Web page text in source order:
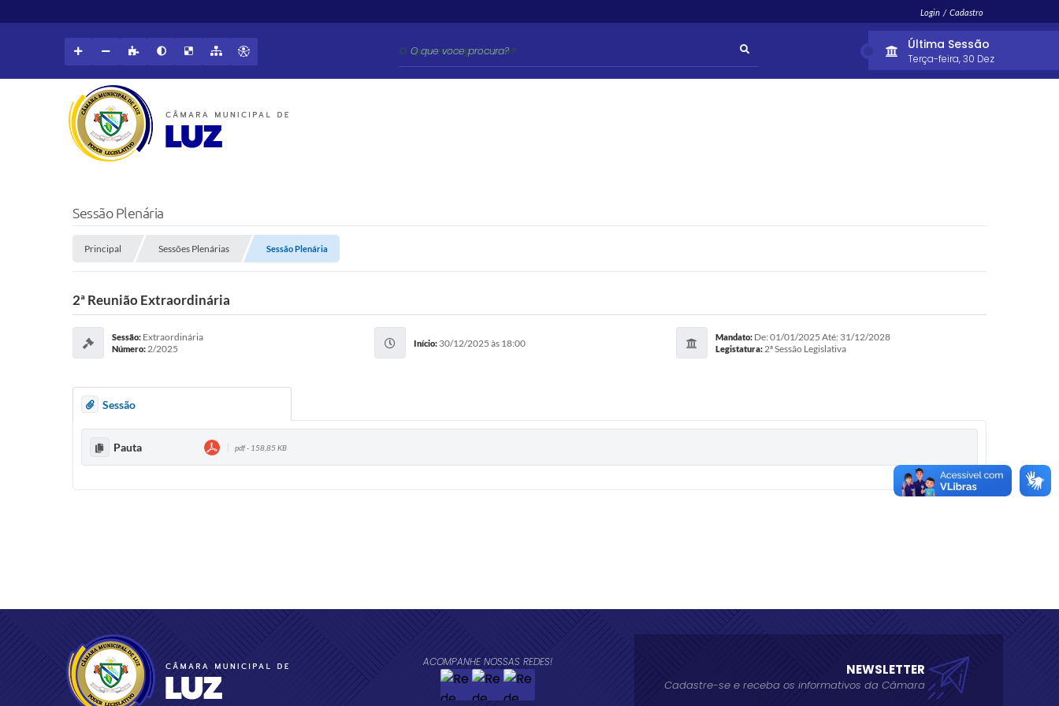
Login / Cadastro
O que voce procura? Última Sessão
Terça-feira 30 Dez
Sessão Plenária
Principal Sessões Plenárias Sessão Plenária
2ª Reunião Extraordinária
Sessão: Extraordinária
Número:2/2025 Início: 30/12/2025 às 18:00 Mandato:De: 01/01/2025 Até: 31/12/2028
Legistatura:2ª Sessão Legislativa
Sessão
Pauta pdf - 158,85 KB
ACOMPANHE NOSSAS REDES! NEWSLETTER
Cadastre-se e receba os informativos da Câmara